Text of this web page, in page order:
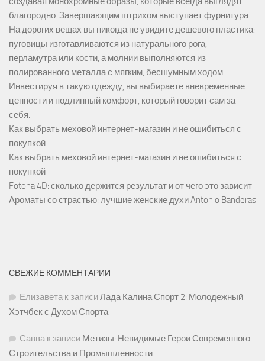
благородно. Завершающим штрихом выступает фурнитура.
На дорогих вещах вы никогда не увидите дешевого пластика:
пуговицы изготавливаются из натурального рога,
перламутра или кости, а молнии выполняются из
полированного металла с мягким, бесшумным ходом.
Инвестируя в такую одежду, вы выбираете вневременные
ценности и подлинный комфорт, который говорит сам за
себя.
Как выбрать меховой интернет-магазин и не ошибиться с
покупкой
Как выбрать меховой интернет-магазин и не ошибиться с
покупкой
Fotona 4D: сколько держится результат и от чего это зависит
Ароматы со страстью: лучшие женские духи Antonio Banderas
СВЕЖИЕ КОММЕНТАРИИ
Елизаветак записиЛада Калина Спорт 2: Молодежный
Хэтчбек с Духом Спорта
Саввак записи Метизы: Невидимые Герои Современного
Строительства и Промышленности